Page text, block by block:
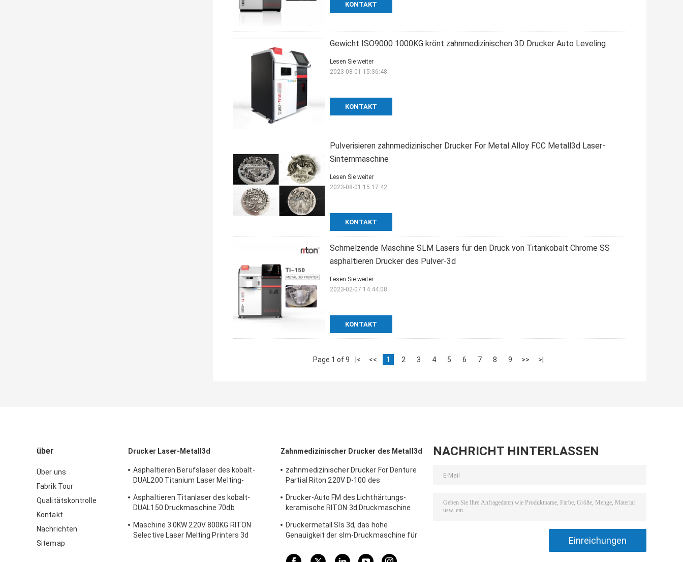
KONTAKT
Gewicht ISO9000 1000KG krönt zahnmedizinischen 3D Drucker Auto Leveling
KONTAKT
Lesen Sie weiter
2023-08-01 15:36:48
Pulverisieren zahnmedizinischer Drucker For Metal Alloy FCC Metall3d Laser-
Sinternmaschine
KONTAKT
Lesen Sie weiter
2023-08-01 15:17:42
Schmelzende Maschine SLM Lasers für den Druck von Titankobalt Chrome SS
asphaltieren Drucker des Pulver-3d
KONTAKT
Lesen Sie weiter
2023-02-07 14:44:08
Page 1 of 9 |< << 1 2 3 4 5 6 7 8 9 >> >|
über
Über uns
Fabrik Tour
Qualitätskontrolle
Kontakt
Nachrichten
Sitemap
Drucker Laser-Metall3d
Asphaltieren Berufslaser des kobalt-
DUAL200 Titanium Laser Melting-
Drucker-3D
Asphaltieren Titanlaser des kobalt-
DUAL150 Druckmaschine 70db
Maschine 3.0KW 220V 800KG RITON
Selective Laser Melting Printers 3d
Zahnmedizinischer Drucker des Metall3d
zahnmedizinischer Drucker For Denture
Partial Riton 220V D-100 des
Drucker-Auto FM des Lichthärtungs-
keramische RITON 3d Druckmaschine
Druckermetall Sls 3d, das hohe
Genauigkeit der slm-Druckmaschine für
NACHRICHT HINTERLASSEN